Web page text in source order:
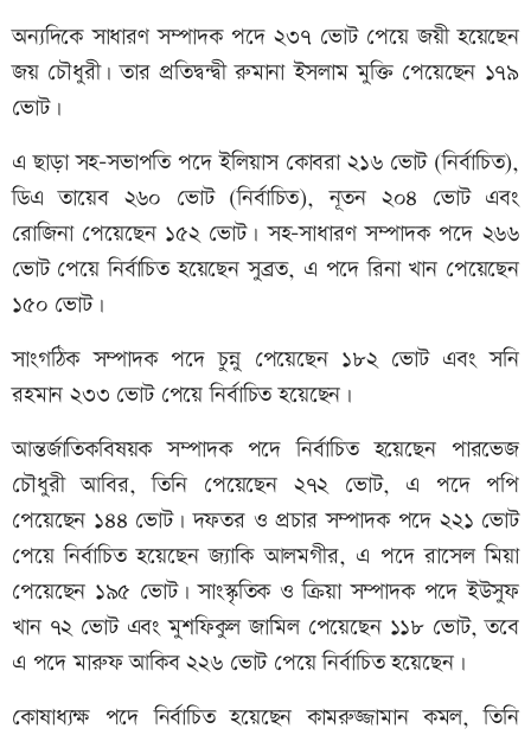
অন্যদিকে সাধারণ সম্পাদক পদে ২৩৭ ভোট পেয়ে জয়ী হয়েছেন
জয় চৌধুরী। তার প্রতিদ্বন্দ্বী রুমানা ইসলাম মুক্তি পেয়েছেন ১৭৯
ভোট।
এ ছাড়া সহ-সভাপতি পদে ইলিয়াস কোবরা ২১৬ ভোট (নির্বাচিত),
ডিএ তায়েব ২৬০ ভোট (নির্বাচিত), নূতন ২০৪ ভোট এবং
রোজিনা পেয়েছেন ১৫২ ভোট। সহ-সাধারণ সম্পাদক পদে ২৬৬
ভোট পেয়ে নির্বাচিত হয়েছেন সুব্রত, এ পদে রিনা খান পেয়েছেন
১৫০ ভোট।
সাংগঠিক সম্পাদক পদে চুন্নু পেয়েছেন ১৮২ ভোট এবং সনি
রহমান ২৩৩ ভোট পেয়ে নির্বাচিত হয়েছেন।
আন্তর্জাতিকবিষয়ক সম্পাদক পদে নির্বাচিত হয়েছেন পারভেজ
চৌধুরী আবির, তিনি পেয়েছেন ২৭২ ভোট, এ পদে পপি
পেয়েছেন ১৪৪ ভোট। দফতর ও প্রচার সম্পাদক পদে ২২১ ভোট
পেয়ে নির্বাচিত হয়েছেন জ্যাকি আলমগীর, এ পদে রাসেল মিয়া
পেয়েছেন ১৯৫ ভোট। সাংস্কৃতিক ও ক্রিয়া সম্পাদক পদে ইউসুফ
খান ৭২ ভোট এবং মুশফিকুল জামিল পেয়েছেন ১১৮ ভোট, তবে
এ পদে মারুফ আকিব ২২৬ ভোট পেয়ে নির্বাচিত হয়েছেন।
কোষাধ্যক্ষ পদে নির্বাচিত হয়েছেন কামরুজ্জামান কমল, তিনি